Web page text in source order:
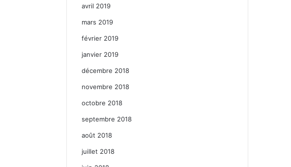
avril 2019
mars 2019
février 2019
janvier 2019
décembre 2018
novembre 2018
octobre 2018
septembre 2018
août 2018
juillet 2018